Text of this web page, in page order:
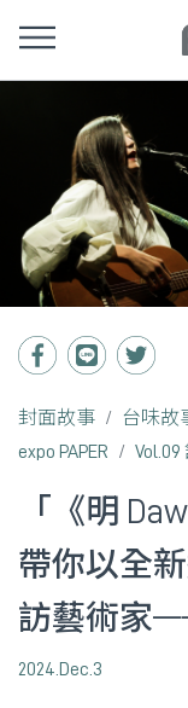
封面故事
台味故
expo PAPER
「《明
帶你以全
訪藝術家
2024.Dec.3